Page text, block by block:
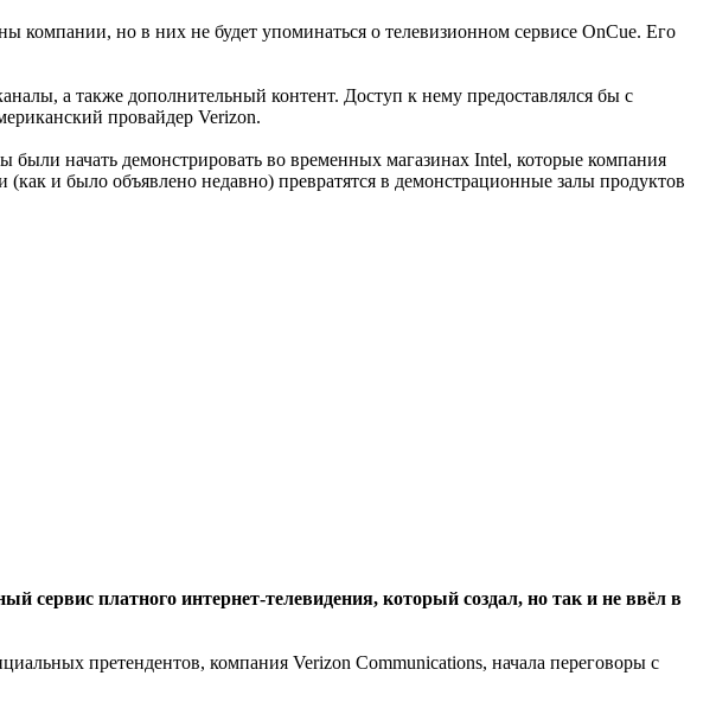
компании, но в них не будет упоминаться о телевизионном сервисе OnCue. Его
а также дополнительный контент. Доступ к нему предоставлялся бы с
провайдер Verizon.
были начать демонстрировать во временных магазинах Intel, которые компания
и было объявлено недавно) превратятся в демонстрационные залы продуктов
сервис платного интернет-телевидения, который создал, но так и не ввёл в
претендентов, компания Verizon Communications, начала переговоры с